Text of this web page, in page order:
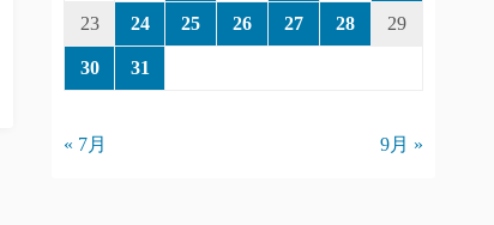
23 24 25 26 27 28 29
30 31
« 7月 9月 »